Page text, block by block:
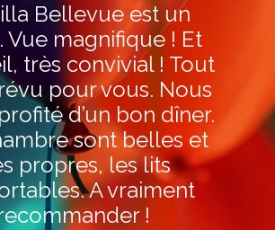
Bellevue est un
Vue magnifique ! Et
très convivial ! Tout
pour vous. Nous
d’un bon dîner.
sont belles et
propres, les lits
A vraiment
!